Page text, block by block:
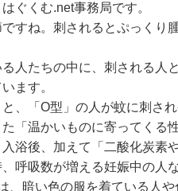
ぐくむ.net事務局です。
すね。刺されるとぷっくり
人たちの中に、刺される人
ます。
、「O型」の人が蚊に刺さ
「温かいものに寄ってくる
浴後、加えて「二酸化炭素
呼吸数が増える妊娠中の人
、暗い色の服を着ている人